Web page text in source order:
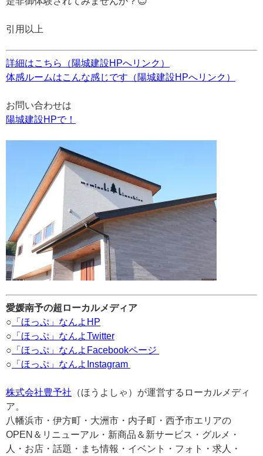
引用以上
詳細はこちら（陽城建設HPへリンク）
体感ルームはこんな感じです（陽城建設HPへリンク）
お問い合わせは
陽城建設HPで！
愛媛南予の超ローカルメディア
○ 「ほっぷ」なんよHP
○ 「ほっぷ」なんよTwitter
○ 「ほっぷ」なんよFacebookページ
○ 「ほっぷ」なんよInstagram
株式会社豊予社 （ほうよしゃ）が運営するローカルメディ
ア。
八幡浜市・伊方町・大洲市・内子町・西予市エリアの
OPEN＆リニューアル・新商品＆新サービス・グルメ・
人・お店・話題・まち情報・イベント・フォト・求人・